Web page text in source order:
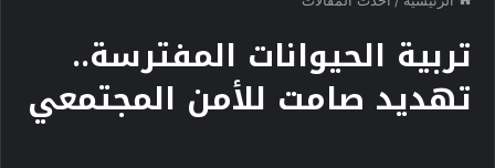
تربية الحيوانات المفترسة..
تهديد صامت للأمن المجتمعي